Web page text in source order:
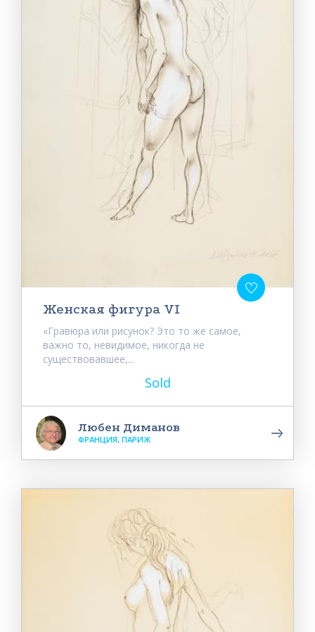
Женская фигура VI
«Гравюра или рисунок? Это то же самое,
важно то, невидимое, никогда не
существовавшее,...
Sold
Любен Диманов
ФРАНЦИЯ, ПАРИЖ